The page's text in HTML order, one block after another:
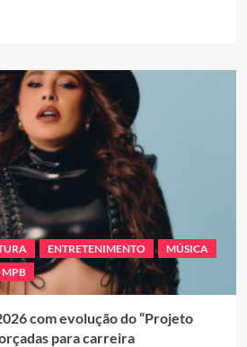
ENTRETENIMENTO
MÚSICA
com evolução do “Projeto
para carreira